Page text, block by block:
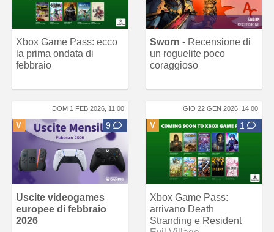
Xbox Game Pass: ecco
la prima ondata di
febbraio
Sworn - Recensione di
un roguelite poco
coraggioso
DOM 1 FEB 2026, 11:00
V 9
Uscite videogames
europee di febbraio
2026
GIO 22 GEN 2026, 14:00
V 1
Xbox Game Pass:
arrivano Death
Stranding e Resident